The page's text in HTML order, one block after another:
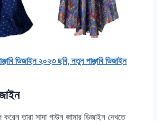
ডিজাইন ২০২৩ ছবি, নতুন পাঞ্জাবি ডিজাইন
করেন তারা সাদা গাউন জামার ডিজাইন দেখতে